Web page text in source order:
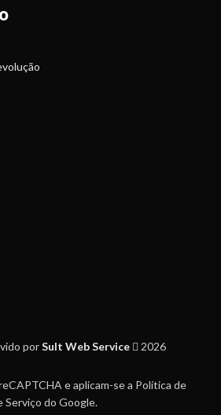
porSult Web Service
2026
e aplicam-se a Política de
Serviço do Google.